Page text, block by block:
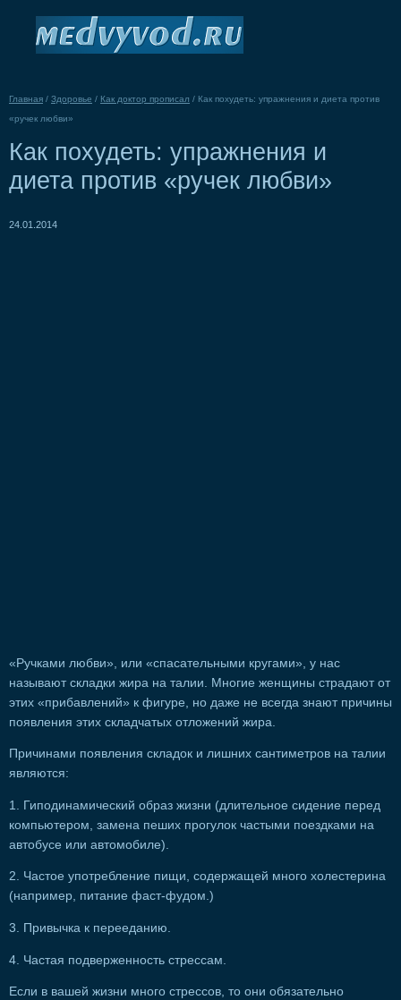
Главная / Здоровье / Как доктор прописал / Как похудеть: упражнения и диета против
«ручек любви»
Как похудеть: упражнения и
диета против «ручек любви»
24.01.2014
«Ручками любви», или «спасательными кругами», у нас
называют складки жира на талии. Многие женщины страдают от
этих «прибавлений» к фигуре, но даже не всегда знают причины
появления этих складчатых отложений жира.
Причинами появления складок и лишних сантиметров на талии
являются:
1. Гиподинамический образ жизни (длительное сидение перед
компьютером, замена пеших прогулок частыми поездками на
автобусе или автомобиле).
2. Частое употребление пищи, содержащей много холестерина
(например, питание фаст-фудом.)
3. Привычка к перееданию.
4. Частая подверженность стрессам.
Если в вашей жизни много стрессов, то они обязательно